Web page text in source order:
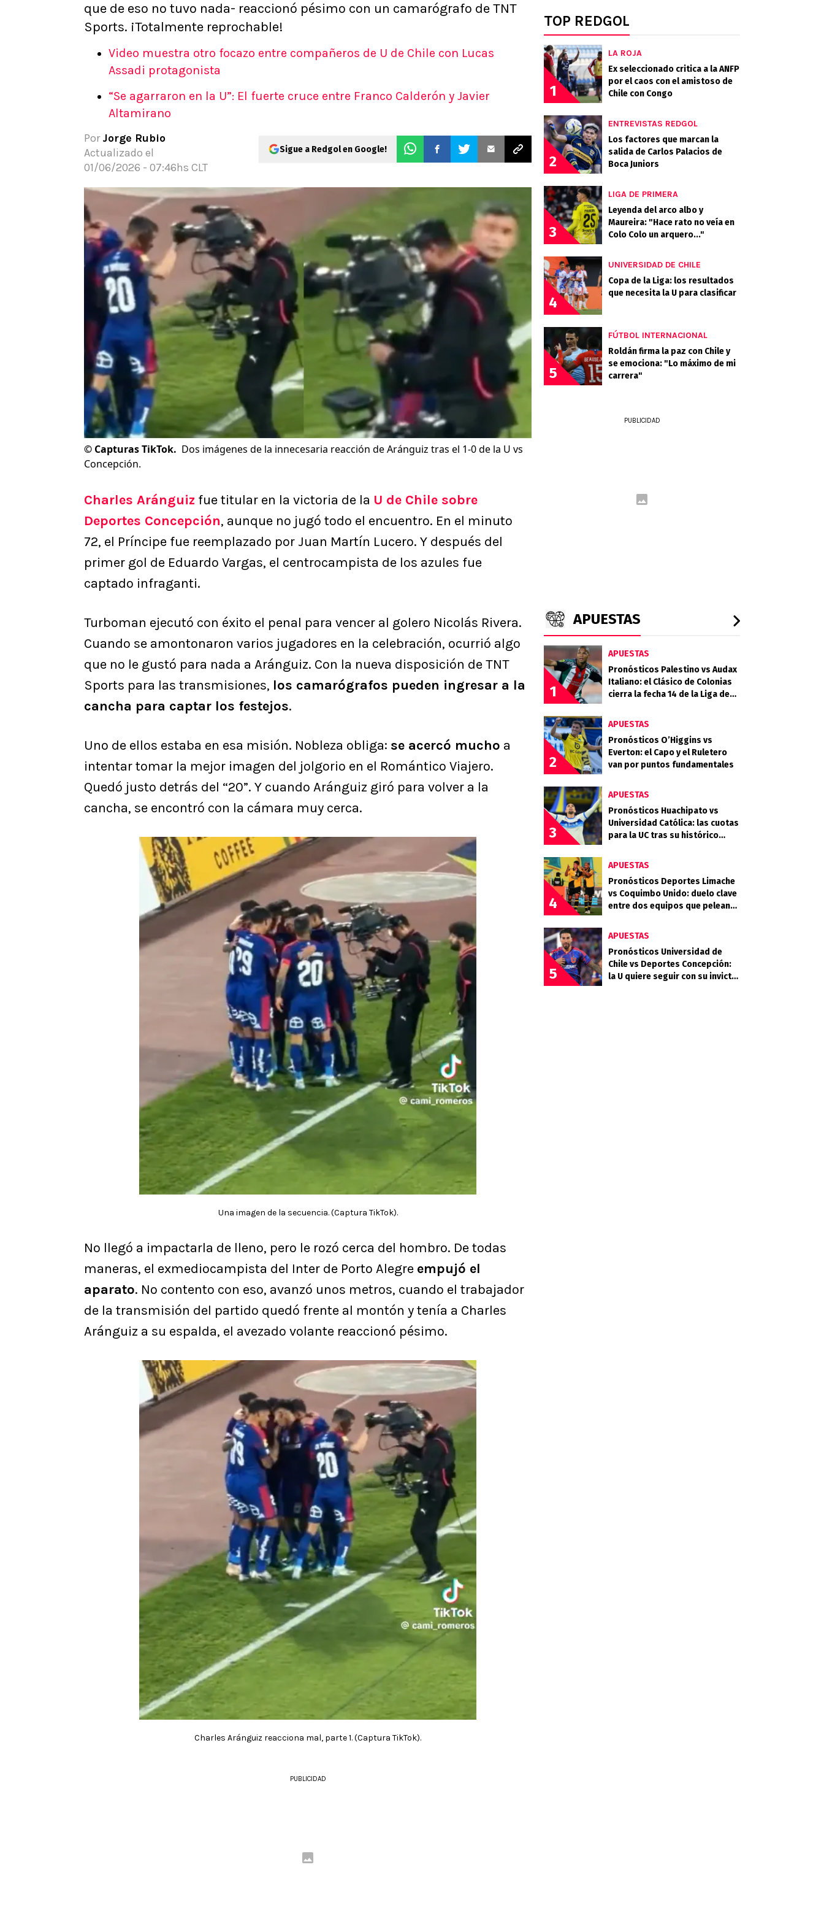
Apuesta del día
que de eso no tuvo nada- reaccionó pésimo con un camarógrafo de TNT
Sports. ¡Totalmente reprochable!
Video muestra otro focazo entre compañeros de U de Chile con Lucas
Assadi protagonista
“Se agarraron en la U”: El fuerte cruce entre Franco Calderón y Javier
Altamirano
Por Jorge Rubio
Actualizado el
01/06/2026 - 07:46hs CLT
Sigue a Redgol en Google!
© Capturas TikTok. Dos imágenes de la innecesaria reacción de Aránguiz tras el 1-0 de la U vs
Concepción.
Charles Aránguiz fue titular en la victoria de la U de Chile sobre
Deportes Concepción, aunque no jugó todo el encuentro. En el minuto
72, el Príncipe fue reemplazado por Juan Martín Lucero. Y después del
primer gol de Eduardo Vargas, el centrocampista de los azules fue
captado infraganti.
Turboman ejecutó con éxito el penal para vencer al golero Nicolás Rivera.
Cuando se amontonaron varios jugadores en la celebración, ocurrió algo
que no le gustó para nada a Aránguiz. Con la nueva disposición de TNT
Sports para las transmisiones, los camarógrafos pueden ingresar a la
cancha para captar los festejos.
Uno de ellos estaba en esa misión. Nobleza obliga: se acercó mucho a
intentar tomar la mejor imagen del jolgorio en el Romántico Viajero.
Quedó justo detrás del “20”. Y cuando Aránguiz giró para volver a la
cancha, se encontró con la cámara muy cerca.
Una imagen de la secuencia. (Captura TikTok).
No llegó a impactarla de lleno, pero le rozó cerca del hombro. De todas
maneras, el exmediocampista del Inter de Porto Alegre empujó el
aparato. No contento con eso, avanzó unos metros, cuando el trabajador
de la transmisión del partido quedó frente al montón y tenía a Charles
Aránguiz a su espalda, el avezado volante reaccionó pésimo.
Charles Aránguiz reacciona mal, parte 1. (Captura TikTok).
PUBLICIDAD
TOP REDGOL
1
LA ROJA
Ex seleccionado critica a la ANFP
por el caos con el amistoso de
Chile con Congo
2
ENTREVISTAS REDGOL
Los factores que marcan la
salida de Carlos Palacios de
Boca Juniors
3
LIGA DE PRIMERA
Leyenda del arco albo y
Maureira: "Hace rato no veía en
Colo Colo un arquero..."
4
UNIVERSIDAD DE CHILE
Copa de la Liga: los resultados
que necesita la U para clasificar
5
FÚTBOL INTERNACIONAL
Roldán firma la paz con Chile y
se emociona: "Lo máximo de mi
carrera"
PUBLICIDAD
APUESTAS
1
APUESTAS
Pronósticos Palestino vs Audax
Italiano: el Clásico de Colonias
cierra la fecha 14 de la Liga de
2
APUESTAS
Pronósticos O’Higgins vs
Everton: el Capo y el Ruletero
van por puntos fundamentales
3
APUESTAS
Pronósticos Huachipato vs
Universidad Católica: las cuotas
para la UC tras su histórico
4
APUESTAS
Pronósticos Deportes Limache
vs Coquimbo Unido: duelo clave
entre dos equipos que pelean
5
APUESTAS
Pronósticos Universidad de
Chile vs Deportes Concepción:
la U quiere seguir con su invicto